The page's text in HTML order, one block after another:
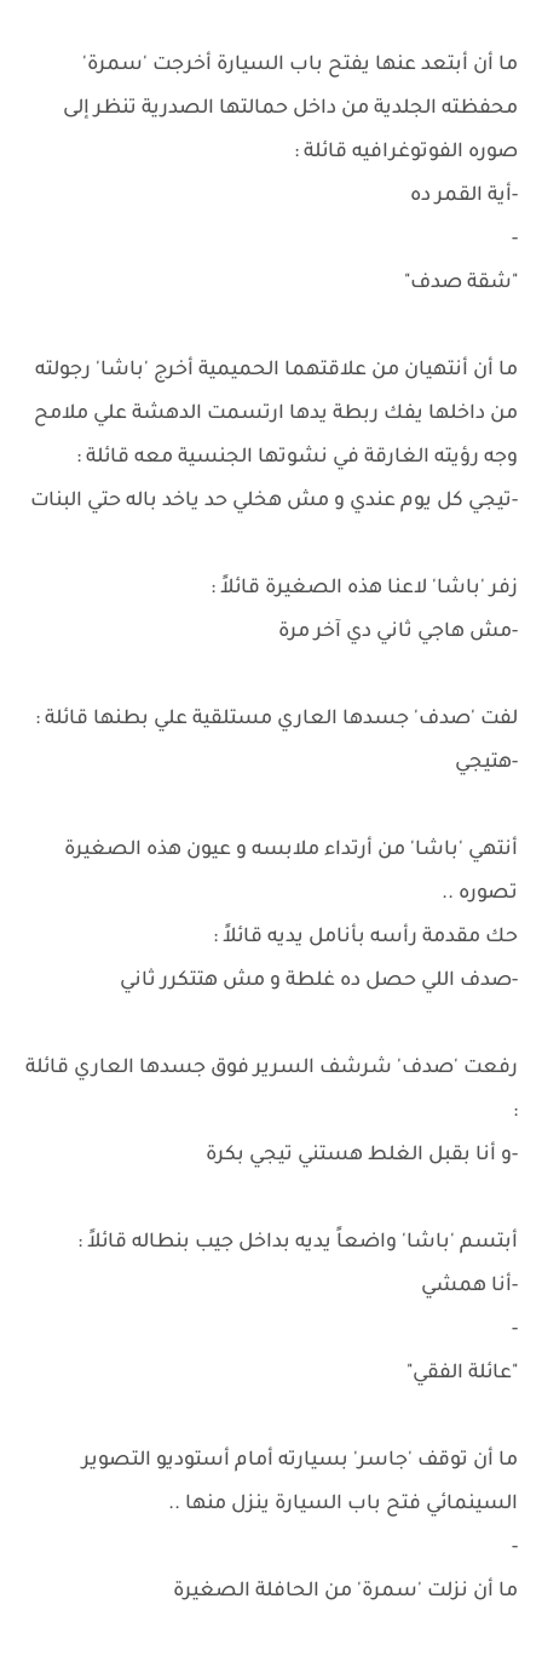
ما أن أبتعد عنها يفتح باب السيارة أخرجت 'سمرة'
محفظته الجلدية من داخل حمالتها الصدرية تنظر إلى
صوره الفوتوغرافيه قائلة :
-أية القمر ده
-
"شقة صدف"
ما أن أنتهيان من علاقتهما الحميمية أخرج 'باشا' رجولته
من داخلها يفك ربطة يدها ارتسمت الدهشة علي ملامح
وجه رؤيته الغارقة في نشوتها الجنسية معه قائلة :
-تيجي كل يوم عندي و مش هخلي حد ياخد باله حتي البنات
زفر 'باشا' لاعنا هذه الصغيرة قائلاً :
-مش هاجي ثاني دي آخر مرة
لفت 'صدف' جسدها العاري مستلقية علي بطنها قائلة :
-هتيجي
أنتهي 'باشا' من أرتداء ملابسه و عيون هذه الصغيرة
تصوره ..
حك مقدمة رأسه بأنامل يديه قائلاً :
-صدف اللي حصل ده غلطة و مش هتتكرر ثاني
رفعت 'صدف' شرشف السرير فوق جسدها العاري قائلة
:
-و أنا بقبل الغلط هستني تيجي بكرة
أبتسم 'باشا' واضعاً يديه بداخل جيب بنطاله قائلاً :
-أنا همشي
-
"عائلة الفقي"
ما أن توقف 'جاسر' بسيارته أمام أستوديو التصوير
السينمائي فتح باب السيارة ينزل منها ..
-
ما أن نزلت 'سمرة' من الحافلة الصغيرة